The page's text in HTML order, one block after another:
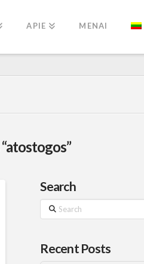
APIE MENAI
“atostogos”
Search
Search
Recent Posts